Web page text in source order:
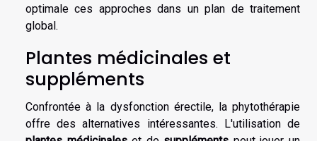
optimale ces approches dans un plan de traitement
global.
Plantes médicinales et
suppléments
Confrontée à la dysfonction érectile, la phytothérapie
offre des alternatives intéressantes. L'utilisation de